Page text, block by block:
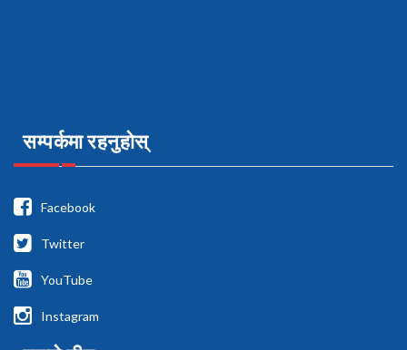
सम्पर्कमा रहनुहोस्
Facebook
Twitter
YouTube
Instagram